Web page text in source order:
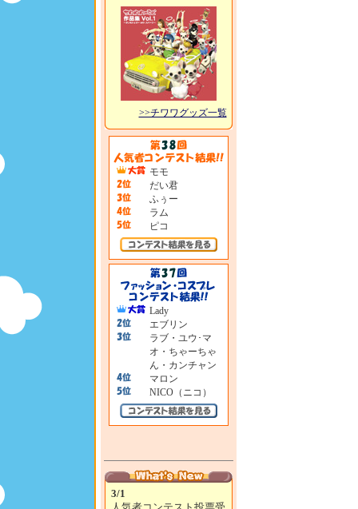
>>チワワグッズ一覧
モモ
だい君
ふぅー
ラム
ピコ
Lady
エブリン
ラブ・ユウ･マ
オ・ちゃーちゃ
ん・カンチャン
マロン
NICO（ニコ）
3/1